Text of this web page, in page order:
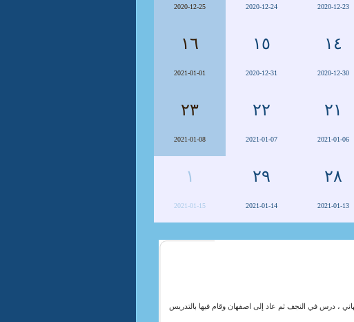
2020-12-23
2020-12-24
2020-12-25
١٤
2020-12-30
١٥
2020-12-31
١٦
2021-01-01
٢١
2021-01-06
٢٢
2021-01-07
٢٣
2021-01-08
٢٨
2021-01-13
٢٩
2021-01-14
١
2021-01-15
، درس في النجف ثم عاد إلى اصفهان وقام فيها بالتدريس